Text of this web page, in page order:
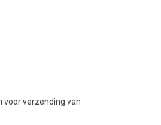
voor verzending van